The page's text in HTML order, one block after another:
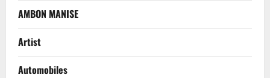
AMBON MANISE
Artist
Automobiles